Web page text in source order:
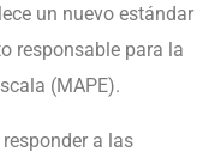
un nuevo estándar
responsable para la
(MAPE).
a las